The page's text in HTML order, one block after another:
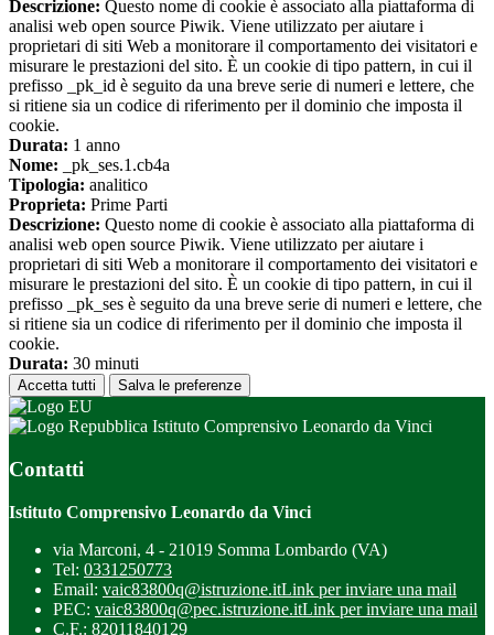
Descrizione: Questo nome di cookie è associato alla piattaforma di
analisi web open source Piwik. Viene utilizzato per aiutare i
proprietari di siti Web a monitorare il comportamento dei visitatori e
misurare le prestazioni del sito. È un cookie di tipo pattern, in cui il
prefisso _pk_id è seguito da una breve serie di numeri e lettere, che
si ritiene sia un codice di riferimento per il dominio che imposta il
cookie.
Durata: 1 anno
Nome: _pk_ses.1.cb4a
Tipologia: analitico
Proprieta: Prime Parti
Descrizione: Questo nome di cookie è associato alla piattaforma di
analisi web open source Piwik. Viene utilizzato per aiutare i
proprietari di siti Web a monitorare il comportamento dei visitatori e
misurare le prestazioni del sito. È un cookie di tipo pattern, in cui il
prefisso _pk_ses è seguito da una breve serie di numeri e lettere, che
si ritiene sia un codice di riferimento per il dominio che imposta il
cookie.
Durata: 30 minuti
Accetta tutti Salva le preferenze
Istituto Comprensivo Leonardo da Vinci
Contatti
Istituto Comprensivo Leonardo da Vinci
via Marconi, 4 - 21019 Somma Lombardo (VA)
Tel: 0331250773
Email: vaic83800q@istruzione.itLink per inviare una mail
PEC: vaic83800q@pec.istruzione.itLink per inviare una mail
C.F.: 82011840129